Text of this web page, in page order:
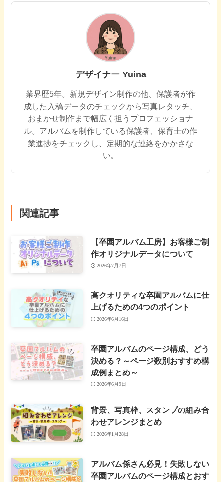
デザイナー Yuina
業界歴5年。新規デザイン制作の他、保護者が作
成した入稿データのチェックから写真レタッチ、
おまかせ制作まで幅広く担うプロフェッショナ
ル。アルバムを制作している保護者、保育士の作
業進捗をチェックし、定期的な連絡をかかさな
い。
関連記事
【卒園アルバム工房】お客様ご制
作オリジナルデータについて
2026年7月7日
高クオリティな卒園アルバムに仕
上げるための4つのポイント
2026年6月16日
卒園アルバムのページ構成、どう
決める？～ページ数別おすすめ構
成例まとめ～
2026年6月9日
背景、写真枠、スタンプの組み合
わせアレンジまとめ
2026年1月28日
アルバム係さん必見！失敗しない
卒園アルバムのページ構成とおす